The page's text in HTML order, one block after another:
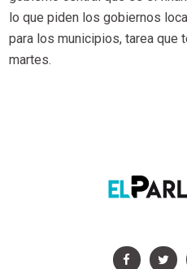
lo que piden los gobiernos
para los municipios, tarea que
martes.